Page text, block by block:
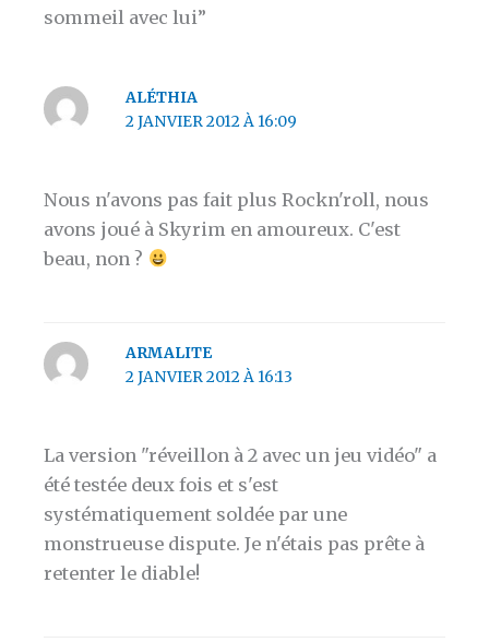
sommeil avec lui”
ALÉTHIA
2 JANVIER 2012 À 16:09
Nous n'avons pas fait plus Rockn'roll, nous
avons joué à Skyrim en amoureux. C'est
beau, non ?
ARMALITE
2 JANVIER 2012 À 16:13
La version "réveillon à 2 avec un jeu vidéo" a
été testée deux fois et s'est
systématiquement soldée par une
monstrueuse dispute. Je n'étais pas prête à
retenter le diable!